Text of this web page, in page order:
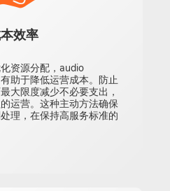
效率
资源分配，audio
助于降低运营成本。防止
大限度减少不必要支出，
运营。这种主动方法确保
理，在保持高服务标准的